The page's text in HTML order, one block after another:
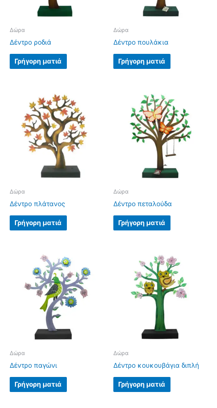
Δώρα
Δέντρο ροδιά
Γρήγορη ματιά
Δώρα
Δέντρο πουλάκια
Γρήγορη ματιά
Δώρα
Δέντρο πλάτανος
Γρήγορη ματιά
Δώρα
Δέντρο πεταλούδα
Γρήγορη ματιά
Δώρα
Δέντρο παγώνι
Γρήγορη ματιά
Δώρα
Δέντρο κουκουβάγια διπλή
Γρήγορη ματιά